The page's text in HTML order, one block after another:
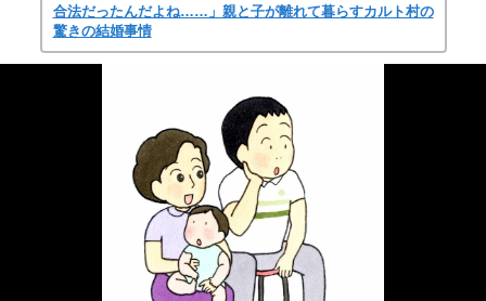
合法だったんだよね……」親と子が離れて暮らすカルト村の
驚きの結婚事情